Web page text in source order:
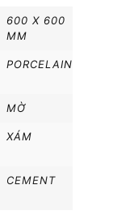
600 X 600
MM
PORCELAIN
MỜ
XÁM
CEMENT